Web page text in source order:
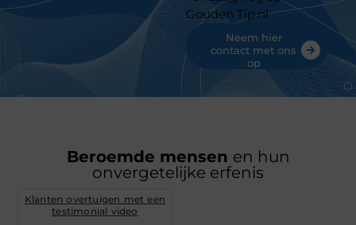
Gouden Tip.nl
Neem hier
contact met ons
op
Beroemde mensen en hun
onvergetelijke erfenis
Klanten overtuigen met een
testimonial video